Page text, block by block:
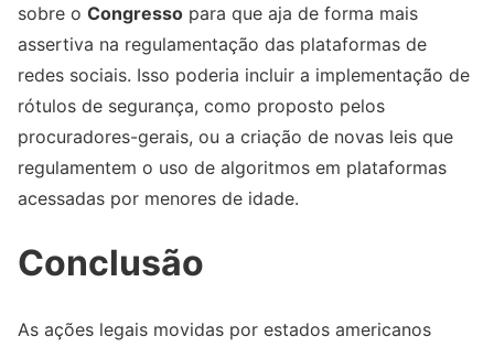
sobre o Congresso para que aja de forma mais
assertiva na regulamentação das plataformas de
redes sociais. Isso poderia incluir a implementação de
rótulos de segurança, como proposto pelos
procuradores-gerais, ou a criação de novas leis que
regulamentem o uso de algoritmos em plataformas
acessadas por menores de idade.
Conclusão
As ações legais movidas por estados americanos